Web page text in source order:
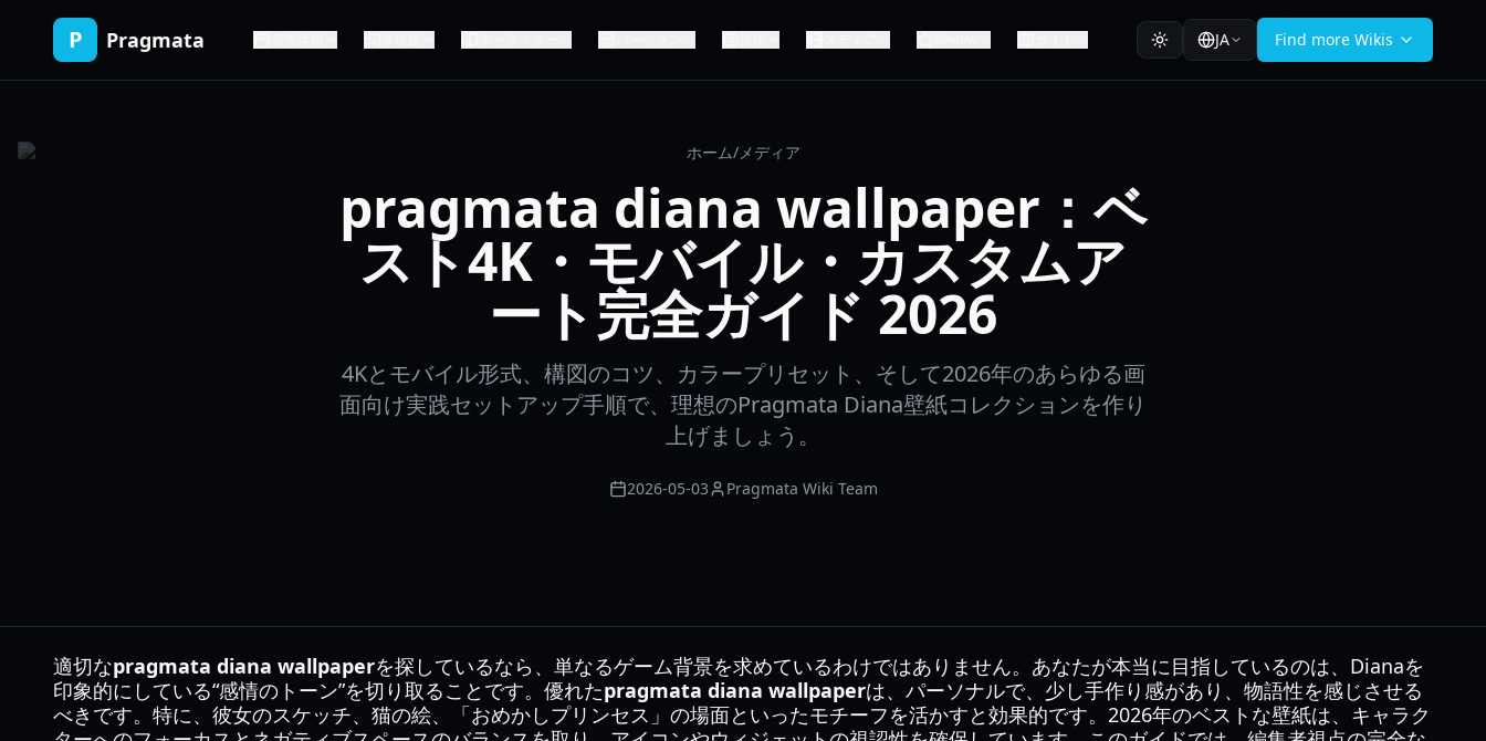
P Pragmata JA Find more Wikis
ホーム/メディア
pragmata diana wallpaper：ベ
スト4K・モバイル・カスタムア
ート完全ガイド 2026
4Kとモバイル形式、構図のコツ、カラープリセット、そして2026年のあらゆる画
面向け実践セットアップ手順で、理想のPragmata Diana壁紙コレクションを作り
上げましょう。
2026-05-03 Pragmata Wiki Team
適切なpragmata diana wallpaperを探しているなら、単なるゲーム背景を求めているわけではありません。あなたが本当に目指しているのは、Dianaを
印象的にしている“感情のトーン”を切り取ることです。優れたpragmata diana wallpaperは、パーソナルで、少し手作り感があり、物語性を感じさせる
べきです。特に、彼女のスケッチ、猫の絵、「おめかしプリンセス」の場面といったモチーフを活かすと効果的です。2026年のベストな壁紙は、キャラク